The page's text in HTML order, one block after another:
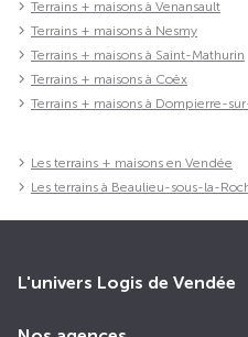
Terrains + maisons à Venansault
Terrains + maisons à Nesmy
Terrains + maisons à Saint-Mathurin
Terrains + maisons à Coëx
Terrains + maisons à Dompierre-
Les terrains + maisons en Vendée
Les terrains à Beaulieu-sous-la-
L'univers Logis de Vendée